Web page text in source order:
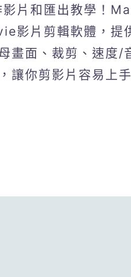
片和匯出教學！
影片剪輯軟體，提
畫面、裁剪、速度/
讓你剪影片容易上手